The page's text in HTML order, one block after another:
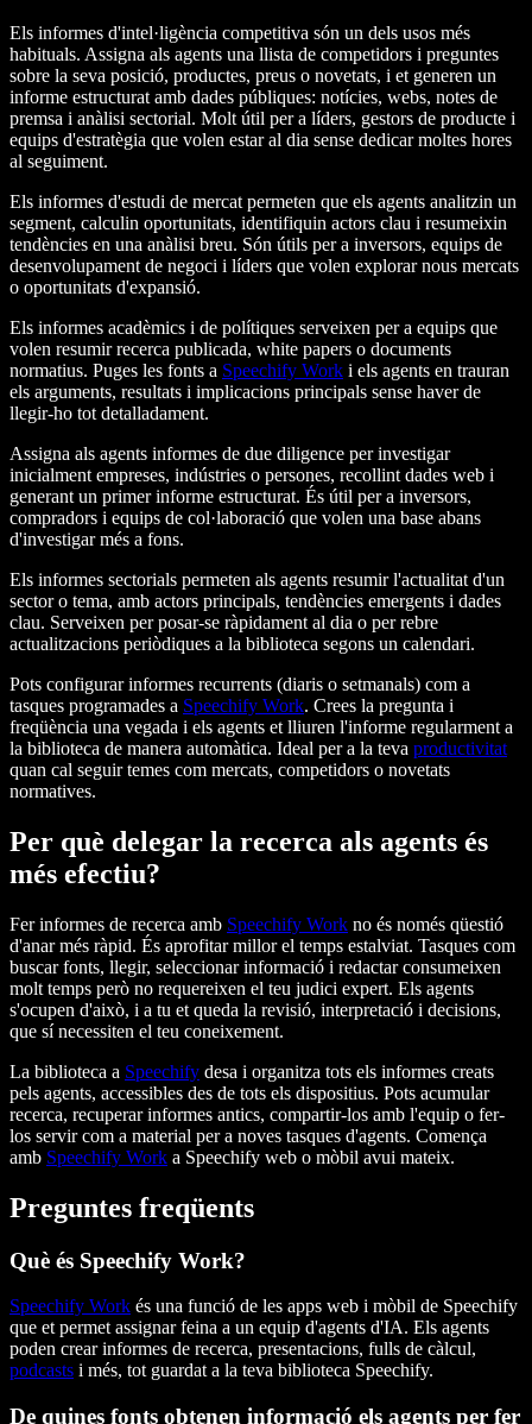
Els informes d'intel·ligència competitiva són un dels usos més
habituals. Assigna als agents una llista de competidors i preguntes
sobre la seva posició, productes, preus o novetats, i et generen un
informe estructurat amb dades públiques: notícies, webs, notes de
premsa i anàlisi sectorial. Molt útil per a líders, gestors de producte i
equips d'estratègia que volen estar al dia sense dedicar moltes hores
al seguiment.
Els informes d'estudi de mercat permeten que els agents analitzin un
segment, calculin oportunitats, identifiquin actors clau i resumeixin
tendències en una anàlisi breu. Són útils per a inversors, equips de
desenvolupament de negoci i líders que volen explorar nous mercats
o oportunitats d'expansió.
Els informes acadèmics i de polítiques serveixen per a equips que
volen resumir recerca publicada, white papers o documents
normatius. Puges les fonts a Speechify Work i els agents en trauran
els arguments, resultats i implicacions principals sense haver de
llegir-ho tot detalladament.
Assigna als agents informes de due diligence per investigar
inicialment empreses, indústries o persones, recollint dades web i
generant un primer informe estructurat. És útil per a inversors,
compradors i equips de col·laboració que volen una base abans
d'investigar més a fons.
Els informes sectorials permeten als agents resumir l'actualitat d'un
sector o tema, amb actors principals, tendències emergents i dades
clau. Serveixen per posar-se ràpidament al dia o per rebre
actualitzacions periòdiques a la biblioteca segons un calendari.
Pots configurar informes recurrents (diaris o setmanals) com a
tasques programades a Speechify Work. Crees la pregunta i
freqüència una vegada i els agents et lliuren l'informe regularment a
la biblioteca de manera automàtica. Ideal per a la teva productivitat
quan cal seguir temes com mercats, competidors o novetats
normatives.
Per què delegar la recerca als agents és
més efectiu?
Fer informes de recerca amb Speechify Work no és només qüestió
d'anar més ràpid. És aprofitar millor el temps estalviat. Tasques com
buscar fonts, llegir, seleccionar informació i redactar consumeixen
molt temps però no requereixen el teu judici expert. Els agents
s'ocupen d'això, i a tu et queda la revisió, interpretació i decisions,
que sí necessiten el teu coneixement.
La biblioteca a Speechify desa i organitza tots els informes creats
pels agents, accessibles des de tots els dispositius. Pots acumular
recerca, recuperar informes antics, compartir-los amb l'equip o fer-
los servir com a material per a noves tasques d'agents. Comença
amb Speechify Work a Speechify web o mòbil avui mateix.
Preguntes freqüents
Què és Speechify Work?
Speechify Work és una funció de les apps web i mòbil de Speechify
que et permet assignar feina a un equip d'agents d'IA. Els agents
poden crear informes de recerca, presentacions, fulls de càlcul,
podcasts i més, tot guardat a la teva biblioteca Speechify.
De quines fonts obtenen informació els agents per fer